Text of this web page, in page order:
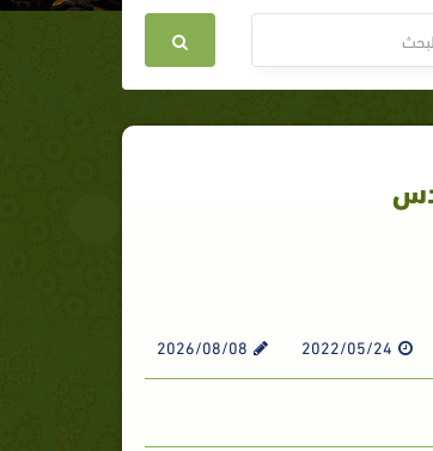
2022/05/24
2026/08/08